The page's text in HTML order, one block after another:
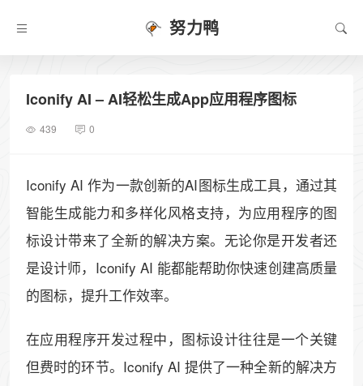
努力鸭
Iconify AI – AI轻松生成App应用程序图标
439 0
Iconify AI 作为一款创新的AI图标生成工具，通过其
智能生成能力和多样化风格支持，为应用程序的图
标设计带来了全新的解决方案。无论你是开发者还
是设计师，Iconify AI 能都能帮助你快速创建高质量
的图标，提升工作效率。
在应用程序开发过程中，图标设计往往是一个关键
但费时的环节。Iconify AI 提供了一种全新的解决方